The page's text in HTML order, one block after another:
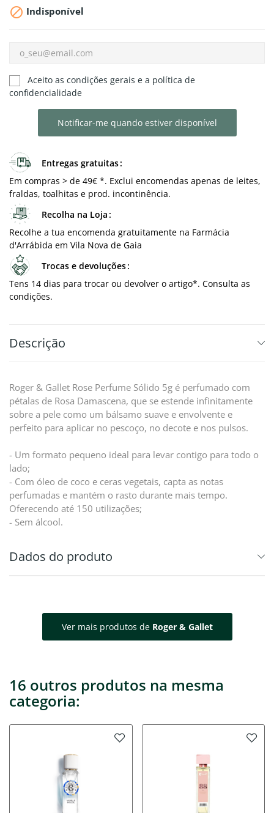
 Indisponível
Aceito as condições gerais e a política de
confidencialidade
Notificar-me quando estiver disponível
Entregas gratuitas
Em compras > de 49€ *. Exclui encomendas apenas de leites,
fraldas, toalhitas e prod. incontinência.
Recolha na Loja
Recolhe a tua encomenda gratuitamente na Farmácia
d'Arrábida em Vila Nova de Gaia
Trocas e devoluções
Tens 14 dias para trocar ou devolver o artigo*. Consulta as
condições.
Descrição
Roger & Gallet Rose Perfume Sólido 5g é perfumado com
pétalas de Rosa Damascena, que se estende infinitamente
sobre a pele como um bálsamo suave e envolvente e
perfeito para aplicar no pescoço, no decote e nos pulsos.
- Um formato pequeno ideal para levar contigo para todo o
lado;
- Com óleo de coco e ceras vegetais, capta as notas
perfumadas e mantém o rasto durante mais tempo.
Oferecendo até 150 utilizações;
- Sem álcool.
Dados do produto
Ver mais produtos de Roger & Gallet
16 outros produtos na mesma
categoria: